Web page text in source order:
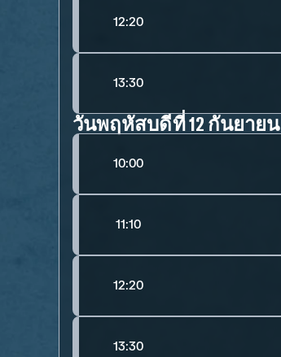
12:20
13:30
วันพฤหัสบดีที่ 12 กันยายน
10:00
11:10
12:20
13:30